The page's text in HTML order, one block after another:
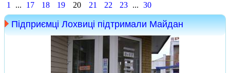
1
... 17 18 19 20 21 22 23 ... 30
Підприємці Лохвиці підтримали Майдан